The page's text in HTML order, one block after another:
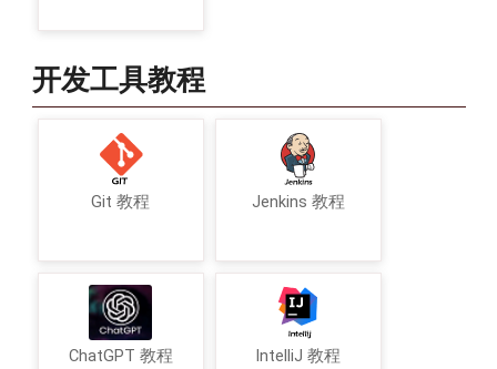
开发工具教程
Git 教程 Jenkins 教程
ChatGPT 教程 IntelliJ 教程